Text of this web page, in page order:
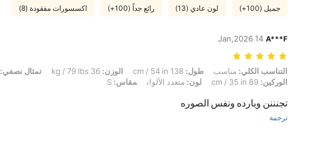
جميل (100+) لون عادي (13) رائع جداً (100+) اكسسورات مفقودة (8)
A***F
14 Jan,2026
التناسب الكلي: مناسب, طول: 138 cm / 54 in, الوزن: 36 kg / 79 lbs, تمثال نصفي: 73 cm / 29 in, الخصر: 59 cm / 23 in, الوركين: 89 cm / 35 in, لون: متعدد الألوان, مقاس: S
التناسب الكلي: مناسب طول: الوزن: تمثال نصفي:
الوركين:
لون: متعدد الألوان مقاس:
تجنننن وبارده ونفس الصوره
ترجمة